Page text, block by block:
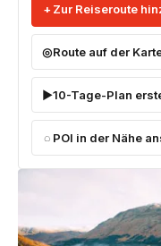
Zur Reiseroute
Route auf der
10-Tage-Plan
POI in der Nähe